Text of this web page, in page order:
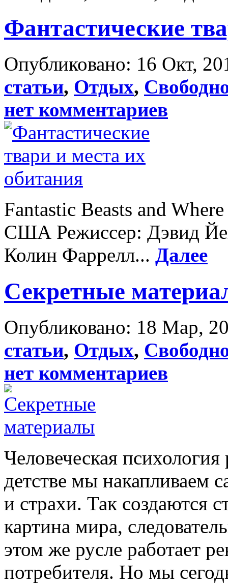
Фантастические
Опубликовано: 16 Окт,
статьи, Отдых,
нет комментариев
Fantastic Beasts and
США Режиссер: Дэвид
Колин Фаррелл... Далее
Секретные
Опубликовано: 18 Мар,
статьи, Отдых,
нет комментариев
Человеческая психология
детстве мы накапливаем
и страхи. Так создаются
картина мира,
этом же русле работает
потребителя. Но мы